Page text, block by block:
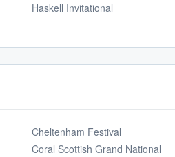
Haskell Invitational
Cheltenham Festival
Coral Scottish Grand National